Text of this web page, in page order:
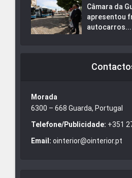
Câmara da
apresentou
autocarros...
Morada
6300 – 668 Guarda, Portugal
Telefone/Publicidade: +351
Email: ointerior@ointerior.pt